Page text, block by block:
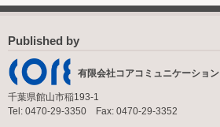
Published by
有限会社コアコミュニケーション
千葉県館山市稲193-1
Tel: 0470-29-3350 Fax: 0470-29-3352